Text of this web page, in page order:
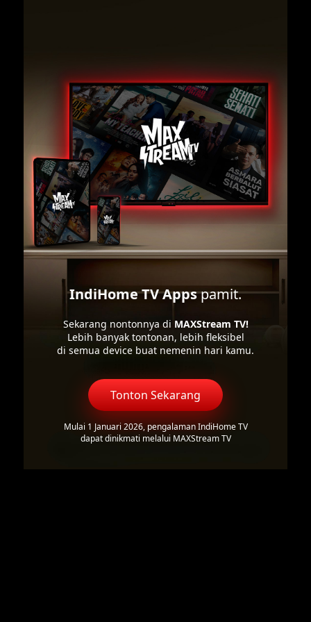
IndiHome TV Appspamit.
Sekarang nontonnya di MAXStream TV!
Lebih banyak tontonan, lebih fleksibel
di semua device buat nemenin hari kamu.
Tonton Sekarang
Mulai 1 Januari 2026, pengalaman IndiHome TV
dapat dinikmati melalui MAXStream TV